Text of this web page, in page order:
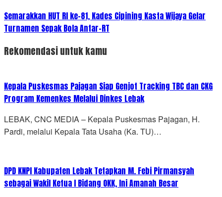
Semarakkan HUT RI ke-81, Kades Cipining Kasta Wijaya Gelar
Turnamen Sepak Bola Antar-RT
Rekomendasi untuk kamu
Kepala Puskesmas Pajagan Siap Genjot Tracking TBC dan CKG
Program Kemenkes Melalui Dinkes Lebak
LEBAK, CNC MEDIA – Kepala Puskesmas Pajagan, H.
Pardi, melalui Kepala Tata Usaha (Ka. TU)…
DPD KNPI Kabupaten Lebak Tetapkan M. Febi Pirmansyah
sebagai Wakil Ketua I Bidang OKK, Ini Amanah Besar